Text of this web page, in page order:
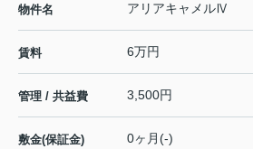
物件名 アリアキャメルⅣ
賃料 6万円
管理 / 共益費 3,500円
敷金(保証金) 0ヶ月(-)